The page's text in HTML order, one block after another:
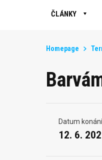
ČLÁNKY
Homepage
Datum konání
12. 6.